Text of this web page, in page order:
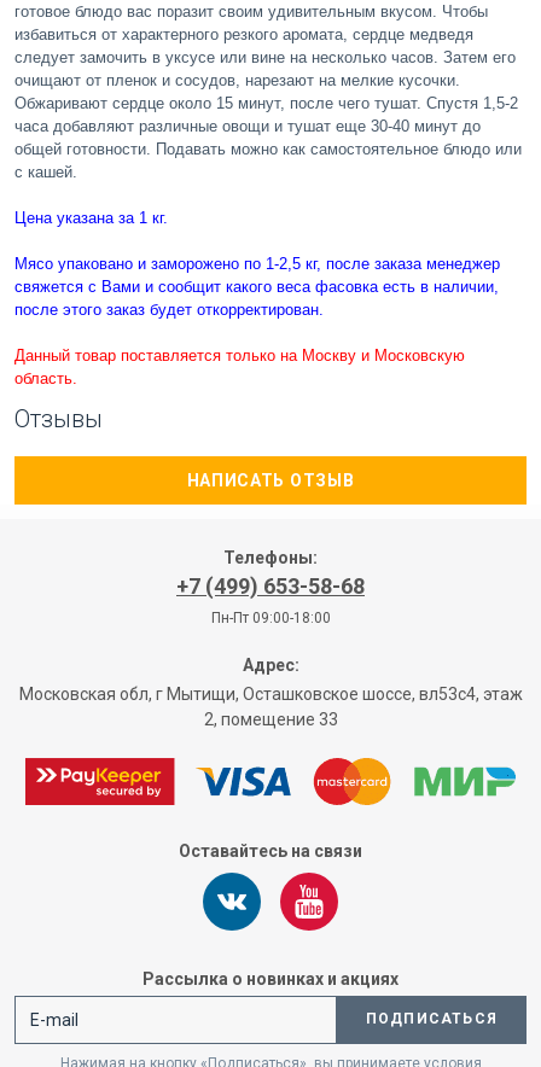
готовое блюдо вас поразит своим удивительным вкусом. Чтобы
избавиться от характерного резкого аромата, сердце медведя
следует замочить в уксусе или вине на несколько часов. Затем его
очищают от пленок и сосудов, нарезают на мелкие кусочки.
Обжаривают сердце около 15 минут, после чего тушат. Спустя 1,5-2
часа добавляют различные овощи и тушат еще 30-40 минут до
общей готовности. Подавать можно как самостоятельное блюдо или
с кашей.
Цена указана за 1 кг.
Мясо упаковано и заморожено по 1-2,5 кг, после заказа менеджер
свяжется с Вами и сообщит какого веса фасовка есть в наличии,
после этого заказ будет откорректирован.
Данный товар поставляется только на Москву и Московскую
область.
Отзывы
НАПИСАТЬ ОТЗЫВ
Телефоны:
+7 (499) 653-58-68
Пн-Пт 09:00-18:00
Адрес:
Московская обл, г Мытищи, Осташковское шоссе, вл53с4, этаж
2, помещение 33
Оставайтесь на связи
Рассылка о новинках и акциях
ПОДПИСАТЬСЯ
Нажимая на кнопку «Подписаться», вы принимаете условия